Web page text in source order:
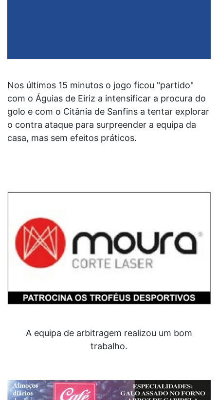
Nos últimos 15 minutos o jogo ficou "partido"
com o Águias de Eiriz a intensificar a procura do
golo e com o Citânia de Sanfins a tentar explorar
o contra ataque para surpreender a equipa da
casa, mas sem efeitos práticos.
A equipa de arbitragem realizou um bom
trabalho.